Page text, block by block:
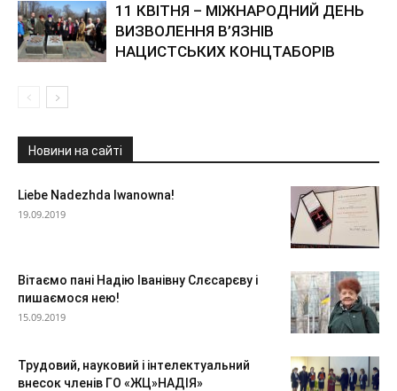
11 КВІТНЯ – МІЖНАРОДНИЙ ДЕНЬ
ВИЗВОЛЕННЯ В’ЯЗНІВ
НАЦИСТСЬКИХ КОНЦТАБОРІВ
Новини на сайті
Liebe Nadezhda Iwanowna!
19.09.2019
Вітаємо пані Надію Іванівну Слєсарєву і
пишаємося нею!
15.09.2019
Трудовий, науковий і інтелектуальний
внесок членів ГО «ЖЦ»НАДІЯ»